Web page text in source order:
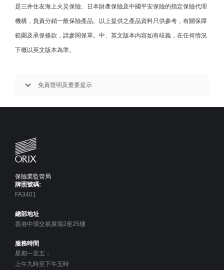
是三井住友海上火災保險、日本財產保險及中國平安保險的指定保險代理
機構，負責分銷一般保險產品。以上提供之產品資料只供參考，有關保障
範圍及承保條款，請參閱保單。中、英文版本內容如有歧義，在任何情況
下概以英文版本為準。
免責聲明及重要提示
保險業監管局
牌照號碼:
FA3401
總部地址
香港中環交易廣場2座25樓
服務時間
星期一至五：
上午九時至下午五時